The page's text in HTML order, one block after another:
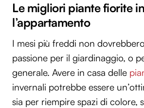
Le migliori piante fiorite
l’appartamento
I mesi più freddi non
passione per il giardinaggio, o
generale. Avere in casa delle
invernali potrebbe essere
sia per riempire spazi di colore,